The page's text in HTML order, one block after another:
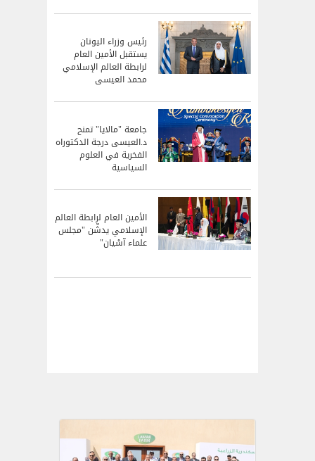
رئيس وزراء اليونان
يستقبل الأمين العام
لرابطة العالم الإسلامي
محمد العيسى
جامعة "مالايا" تمنح
د.العيسى درجة الدكتوراه
الفخرية في العلوم
السياسية
الأمين العام لرابطة العالم
الإسلامي يدشّن "مجلس
علماء آسْيان"